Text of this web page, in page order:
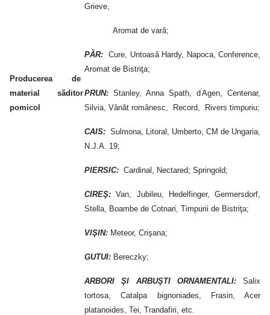
Producerea de
material săditor
pomicol
Grieve,
Aromat de vară;
PĂR: Cure, Untoasă Hardy, Napoca, Conference,
Aromat de Bistriţa;
PRUN: Stanley, Anna Spath, d’Agen, Centenar,
Silvia, Vânăt românesc, Record, Rivers timpuriu;
CAIS: Sulmona, Litoral, Umberto, CM de Ungaria,
N.J.A. 19;
PIERSIC: Cardinal, Nectared; Springold;
CIREŞ:Van, Jubileu, Hedelfinger, Germersdorf,
Stella, Boambe de Cotnari, Timpurii de Bistriţa;
VIŞIN: Meteor, Crişana;
GUTUI: Bereczky;
ARBORI ŞI ARBUŞTI ORNAMENTALI:Salix
tortosa, Catalpa bignoniades, Frasin, Acer
platanoides, Tei, Trandafiri, etc.